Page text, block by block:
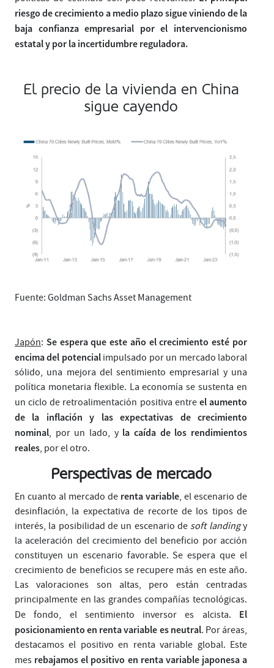
riesgo de crecimiento a medio plazo sigue viniendo de la
baja confianza empresarial por el intervencionismo
estatal y por la incertidumbre reguladora.
El precio de la vivienda en China
sigue cayendo
Fuente: Goldman Sachs Asset Management
Japón: Se espera que este año el crecimiento esté por
encima del potencialimpulsado por un mercado laboral
sólido, una mejora del sentimiento empresarial y una
política monetaria flexible. La economía se sustenta en
un ciclo de retroalimentación positiva entre el aumento
de la inflación y las expectativas de crecimiento
nominal, por un lado, y la caída de los rendimientos
reales, por el otro.
Perspectivas de mercado
En cuanto al mercado de renta variable, el escenario de
desinflación, la expectativa de recorte de los tipos de
interés, la posibilidad de un escenario de soft landingy
la aceleración del crecimiento del beneficio por acción
constituyen un escenario favorable. Se espera que el
crecimiento de beneficios se recupere más en este año.
Las valoraciones son altas, pero están centradas
principalmente en las grandes compañías tecnológicas.
De fondo, el sentimiento inversor es alcista. El
posicionamiento en renta variable es neutral. Por áreas,
destacamos el positivo en renta variable global. Este
mes rebajamos el positivo en renta variable japonesa a